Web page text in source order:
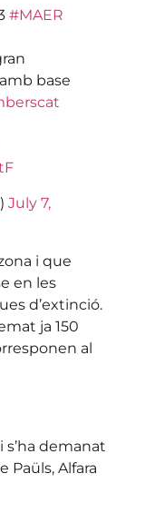
#MAER
amb base
July 7,
i que
en les
d’extinció.
ja 150
al
demanat
Alfara